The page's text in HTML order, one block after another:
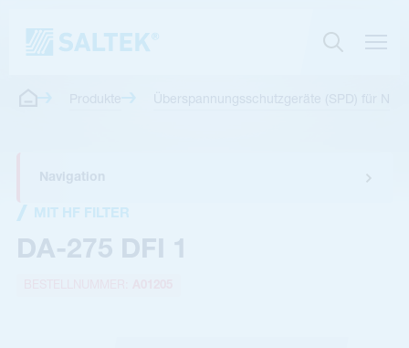
Überspannungsschutzgeräte (SPD) für
Navigation
MIT HF FILTER
DA-275 DFI 1